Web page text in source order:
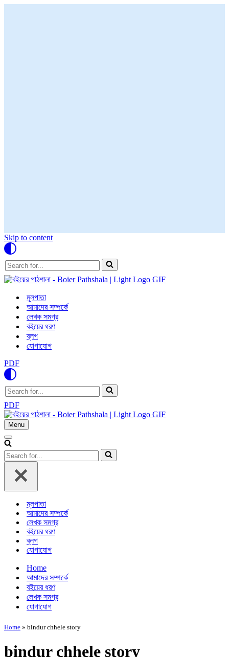
Skip to content
Search
for...
মূলপাতা
আমাদের সম্পর্কে
লেখক সমগ্র
বইয়ের ধরণ
ব্লগ
যোগাযোগ
PDF
Search
for...
PDF
Menu
Navigation
Navigation
Menu
Search
for...
মূলপাতা
আমাদের সম্পর্কে
লেখক সমগ্র
বইয়ের ধরণ
ব্লগ
যোগাযোগ
Home
আমাদের সম্পর্কে
বইয়ের ধরণ
লেখক সমগ্র
যোগাযোগ
Home » bindur chhele story
bindur chhele story